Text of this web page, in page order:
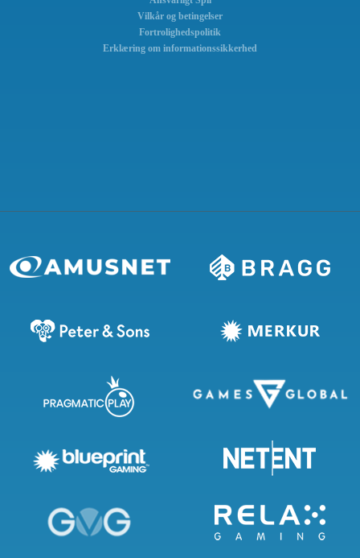
Vilkår og betingelser
Fortrolighedspolitik
Erklæring om informationssikkerhed